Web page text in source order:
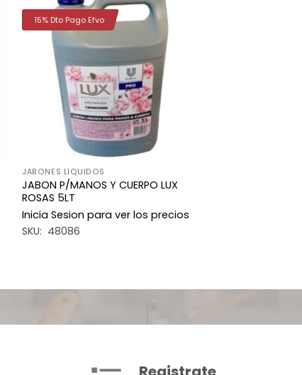
Añadir
a la
lista de
deseos
JABONES LIQUIDOS
JABON P/MANOS Y CUERPO LUX
ROSAS 5LT
Inicia Sesion para ver los precios
SKU: 48086
15% Dto Pago Efvo